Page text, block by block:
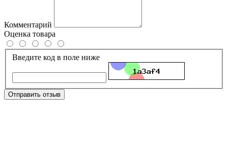
Комментарий
Оценка товара
Введите код в поле ниже
Отправить отзыв